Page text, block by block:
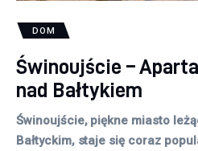
DOM
Świnoujście –
nad Bałtykiem
Świnoujście, piękne miasto
Bałtyckim, staje się coraz